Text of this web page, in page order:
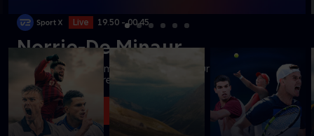
Live 19.50 - 00.45
Norrie-De Minaur
Følg kampen mellem Norrie og De Minaur fra ATP 1000-
turneringen i Montreal
Se med nu